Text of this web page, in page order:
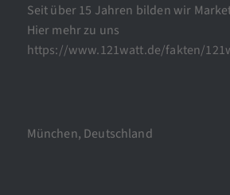
Seit über 15 Jahren bilden wir
Hier mehr zu uns
https://www.121watt.de/fakten/
München, Deutschland